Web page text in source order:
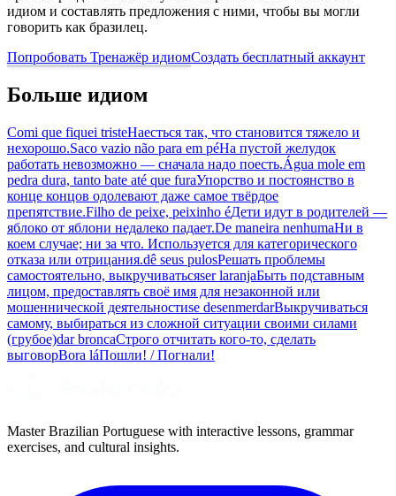
идиом и составлять предложения с ними, чтобы вы могли
говорить как бразилец.
Попробовать Тренажёр идиомСоздать бесплатный аккаунт
Больше идиом
Comi que fiquei tristeНаесться так, что становится тяжело и
нехорошо.Saco vazio não para em péНа пустой желудок
работать невозможно — сначала надо поесть.Água mole em
pedra dura, tanto bate até que furaУпорство и постоянство в
конце концов одолевают даже самое твёрдое
препятствие.Filho de peixe, peixinho éДети идут в родителей —
яблоко от яблони недалеко падает.De maneira nenhumaНи в
коем случае; ни за что. Используется для категорического
отказа или отрицания.dê seus pulosРешать проблемы
самостоятельно, выкручиватьсяser laranjaБыть подставным
лицом, предоставлять своё имя для незаконной или
мошеннической деятельностиse desenmerdarВыкручиваться
самому, выбираться из сложной ситуации своими силами
(грубое)dar broncaСтрого отчитать кого-то, сделать
выговорBora láПошли! / Погнали!
Master Brazilian Portuguese with interactive lessons, grammar
exercises, and cultural insights.